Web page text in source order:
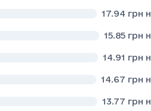
17.94 грн
15.85 грн
14.91 грн
14.67 грн
13.77 грн